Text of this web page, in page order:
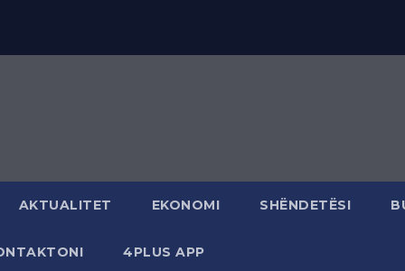
AKTUALITET EKONOMI SHËNDETËSI
4PLUS APP